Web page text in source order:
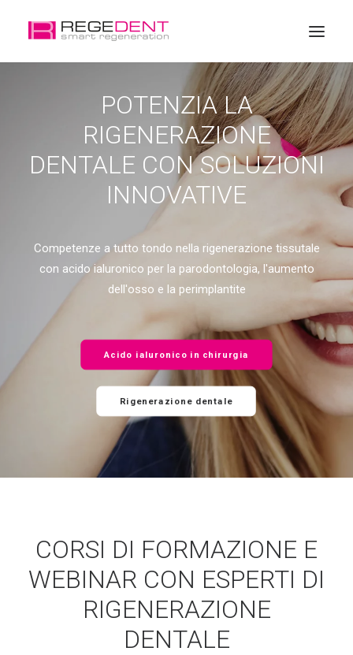
Rigenerazione dentale
Prodotto
Shop online
POTENZIA LA
RIGENERAZIONE
DENTALE CON SOLUZIONI
INNOVATIVE
Competenze a tutto tondo nella rigenerazione tissutale
con acido ialuronico per la parodontologia, l'aumento
dell'osso e la perimplantite
Acido ialuronico in chirurgia
Rigenerazione dentale
CORSI DI FORMAZIONE E
WEBINAR CON ESPERTI DI
RIGENERAZIONE
DENTALE